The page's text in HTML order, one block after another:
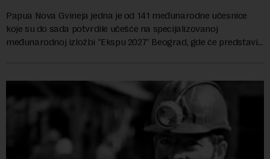
Papua Nova Gvineja jedna je od 141 međunarodne učesnice
koje su do sada potvrdile učešće na specijalizovanoj
međunarodnoj izložbi "Ekspu 2027" Beograd, gde će predstaviti